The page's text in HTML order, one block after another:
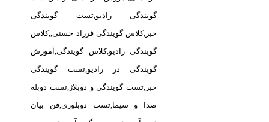
گویندگی رادیو,تست گویندگی
خبر,کلاس گویندگی فرزاد حسنی,,کلاس
گویندگی رادیو,کلاس گویندگی,آموزش
گویندگی در رادیو,تست گویندگی
خبر,تست گویندگی و دوبلاژ,تست دوبله
صدا و سیما,تست دوبلوری,فن بیان